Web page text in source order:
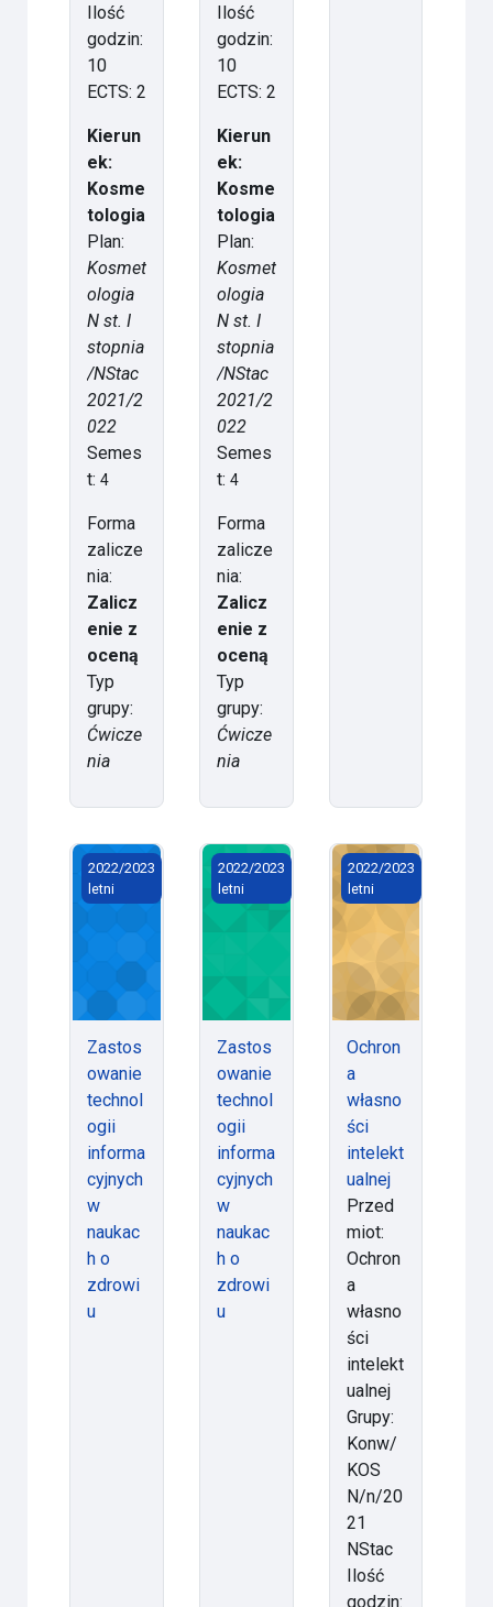
Ilość
godzin:
10
ECTS: 2
Kierun
ek:
Kosme
tologia
Plan:
Kosmet
ologia
N st. I
stopnia
/NStac
2021/2
022
Semes
t:4
Forma
zalicze
nia:
Zalicz
enie z
oceną
Typ
grupy:
Ćwicze
nia
Ilość
godzin:
10
ECTS: 2
Kierun
ek:
Kosme
tologia
Plan:
Kosmet
ologia
N st. I
stopnia
/NStac
2021/2
022
Semes
t: 4
Forma
zalicze
nia:
Zalicz
enie z
oceną
Typ
grupy:
Ćwicze
nia
Zastosowanie technologii informacyjnych w naukach
2022/2023
letni
Zastos
owanie
technol
ogii
informa
cyjnych
w
naukac
h o
zdrowi
u
Zastosowanie technologii
2022/2023
letni
Zastos
owanie
technol
ogii
informa
cyjnych
w
naukac
h o
zdrowi
u
Ochrona
2022/2023
letni
Ochron
a
własno
ści
intelekt
ualnej
Przed
miot:
Ochron
a
własno
ści
intelekt
ualnej
Grupy:
Konw/
KOS
N/n/20
21
NStac
Ilość
godzin: